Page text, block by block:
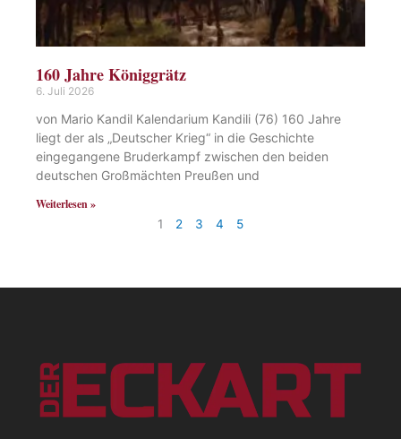
160 Jahre Königgrätz
6. Juli 2026
von Mario Kandil Kalendarium Kandili (76) 160 Jahre
liegt der als „Deutscher Krieg“ in die Geschichte
eingegangene Bruderkampf zwischen den beiden
deutschen Großmächten Preußen und
Weiterlesen »
1 2 3 4 5